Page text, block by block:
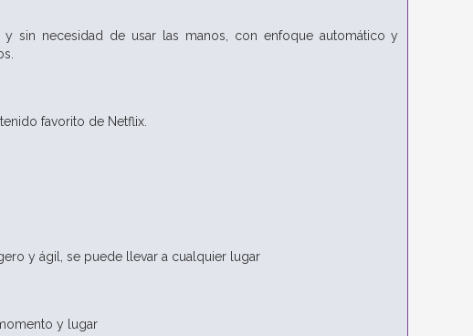
y sin necesidad de usar las manos, con enfoque automático y
favorito de Netflix.
y ágil, se puede llevar a cualquier lugar
y lugar